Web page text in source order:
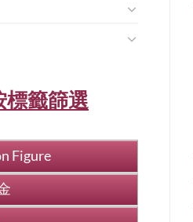
標籤篩選
Figure